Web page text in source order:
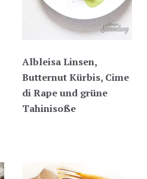
Albleisa Linsen,
Butternut Kürbis, Cime
di Rape und grüne
Tahinisoße